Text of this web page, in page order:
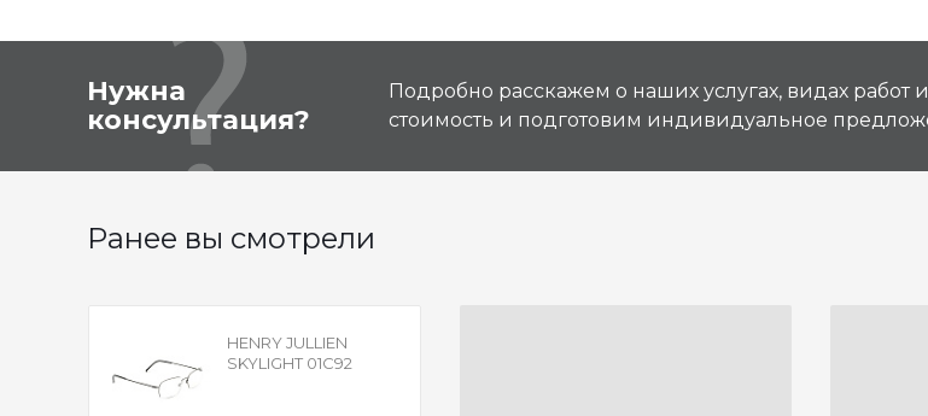
Нужна
консультация?
Подробно расскажем о наших услугах, видах работ
стоимость и подготовим индивидуальное
Ранее вы смотрели
HENRY JULLIEN
SKYLIGHT 01C92